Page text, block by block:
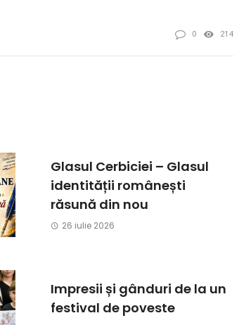
0 214
Glasul Cerbiciei – Glasul
identității românești
răsună din nou
26 iulie 2026
Impresii și gânduri de la un
festival de poveste